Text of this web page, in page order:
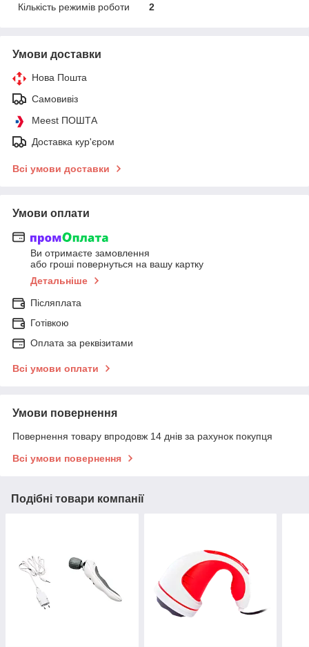
Кількість режимів роботи
2
Умови доставки
Нова Пошта
Самовивіз
Meest ПОШТА
Доставка кур'єром
Всі умови доставки
Умови оплати
Ви отримаєте замовлення
або гроші повернуться на вашу картку
Детальніше
Післяплата
Готівкою
Оплата за реквізитами
Всі умови оплати
Умови повернення
Повернення товару впродовж 14 днів за рахунок покупця
Всі умови повернення
Подібні товари компанії